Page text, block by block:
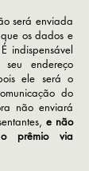
será enviada
os dados e
indispensável
endereço
ele será o
do
não enviará
e não
o prêmio via